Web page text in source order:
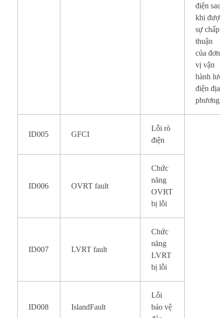
điện
khi
sự chấp
thuận
của đơn
vị vận
hành
điện địa
ID005 GFCI
Lỗi rò
điện
ID006 OVRT fault
Chức
năng
OVRT
bị lỗi
ID007 LVRT fault
Chức
năng
LVRT
bị lỗi
ID008 IslandFault
Lỗi
bảo vệ